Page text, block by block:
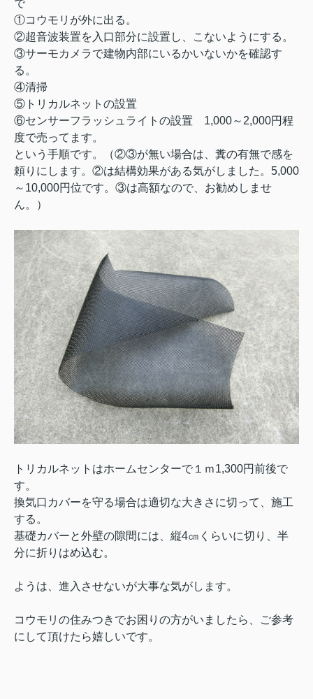
で
①コウモリが外に出る。
②超音波装置を入口部分に設置し、こないようにする。
③サーモカメラで建物内部にいるかいないかを確認す
る。
④清掃
⑤トリカルネットの設置
⑥センサーフラッシュライトの設置 1,000～2,000円程
度で売ってます。
という手順です。（②③が無い場合は、糞の有無で感を
頼りにします。②は結構効果がある気がしました。5,000
～10,000円位です。③は高額なので、お勧めしませ
ん。）
トリカルネットはホームセンターで１ｍ1,300円前後で
す。
換気口カバーを守る場合は適切な大きさに切って、施工
する。
基礎カバーと外壁の隙間には、縦4㎝くらいに切り、半
分に折りはめ込む。
ようは、進入させないが大事な気がします。
コウモリの住みつきでお困りの方がいましたら、ご参考
にして頂けたら嬉しいです。